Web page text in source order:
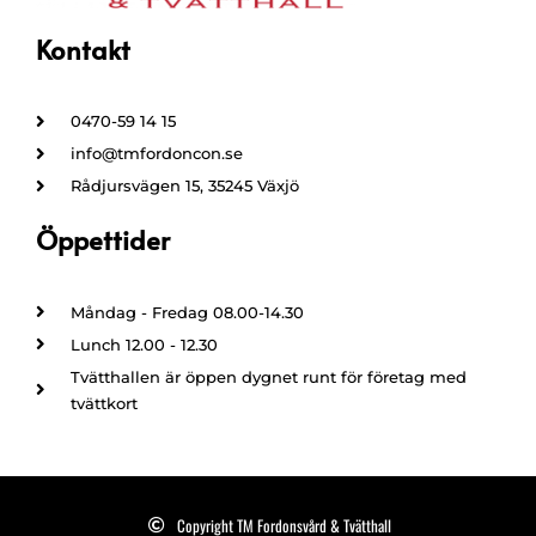
Kontakt
0470-59 14 15
info@tmfordoncon.se
Rådjursvägen 15, 35245 Växjö
Öppettider
Måndag - Fredag 08.00-14.30
Lunch 12.00 - 12.30
Tvätthallen är öppen dygnet runt för företag med
tvättkort
Copyright TM Fordonsvård & Tvätthall